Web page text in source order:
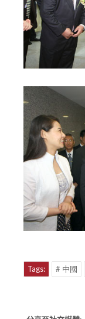
Tags: # 中國